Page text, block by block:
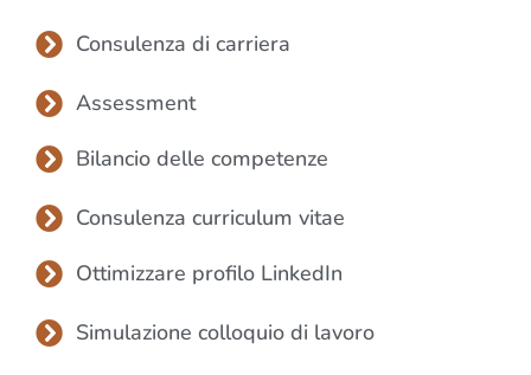
Consulenza di carriera
Assessment
Bilancio delle competenze
Consulenza curriculum vitae
Ottimizzare profilo LinkedIn
Simulazione colloquio di lavoro